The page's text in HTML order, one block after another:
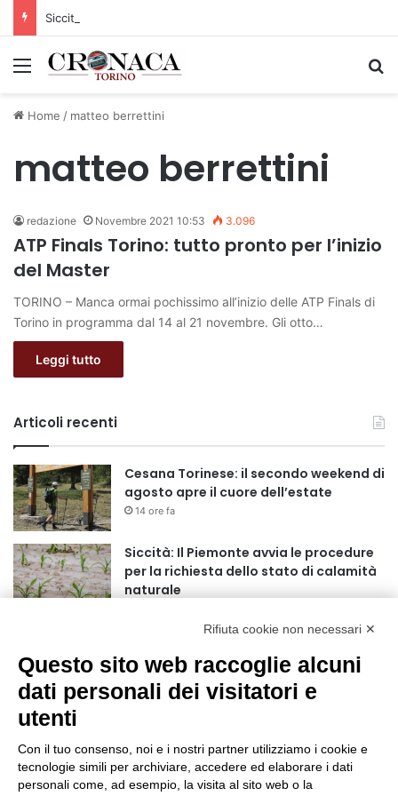
Menu
Home / matteo berrettini
matteo berrettini
redazione Novembre 2021 10:53 3.096
ATP Finals Torino: tutto pronto per l’inizio
del Master
TORINO – Manca ormai pochissimo all’inizio delle ATP Finals di
Torino in programma dal 14 al 21 novembre. Gli otto…
Leggi tutto
Articoli recenti
Cesana Torinese: il secondo weekend di
agosto apre il cuore dell’estate
14 ore fa
Siccità: Il Piemonte avvia le procedure
per la richiesta dello stato di calamità
naturale
Reale Mutua, ecco il programma del
precampionato
18 ore fa
a parità di tariffa
21 ore fa
Rifiuta cookie non necessari ✕
Questo sito web raccoglie alcuni
dati personali dei visitatori e
utenti
Con il tuo consenso, noi e i nostri partner utilizziamo i cookie e
tecnologie simili per archiviare, accedere ed elaborare i dati
personali come, ad esempio, la visita al sito web o la